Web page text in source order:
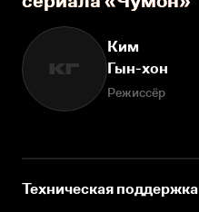
КГ
Ким
Гын-хон
Режиссёр
Техническая поддержка